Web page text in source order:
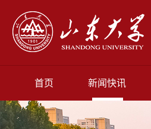
首页 新闻快讯